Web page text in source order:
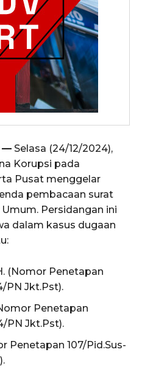
— Selasa (24/12/2024),
Korupsi pada
Pusat menggelar
pembacaan surat
Persidangan ini
dalam kasus dugaan
(Nomor Penetapan
PN Jkt.Pst).
Penetapan
PN Jkt.Pst).
Penetapan 107/Pid.Sus-